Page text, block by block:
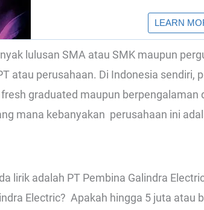
lulusan SMA atau SMK maupun
atau perusahaan. Di Indonesia sendiri,
graduated maupun berpengalaman
mana kebanyakan perusahaan ini
lirik adalah PT Pembina Galindra
Electric? Apakah hingga 5 juta atau